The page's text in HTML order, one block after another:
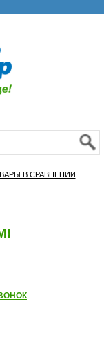
В СРАВНЕНИИ